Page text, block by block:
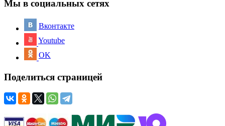
Мы в социальных сетях
Вконтакте
Youtube
OK
Поделиться страницей